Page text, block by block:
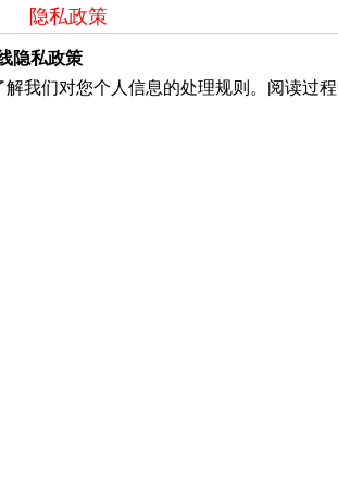
隐私政策
隐私政策
我们对您个人信息的处理规则。阅读过